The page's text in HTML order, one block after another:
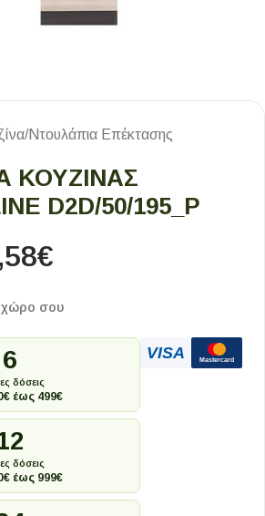
/Ντουλάπια Επέκτασης
ΚΟΥΖΙΝΑΣ
D2D/50/195_P
€
σου
6
δόσεις
έως 499€
δόσεις
έως 999€
VISA Mastercard